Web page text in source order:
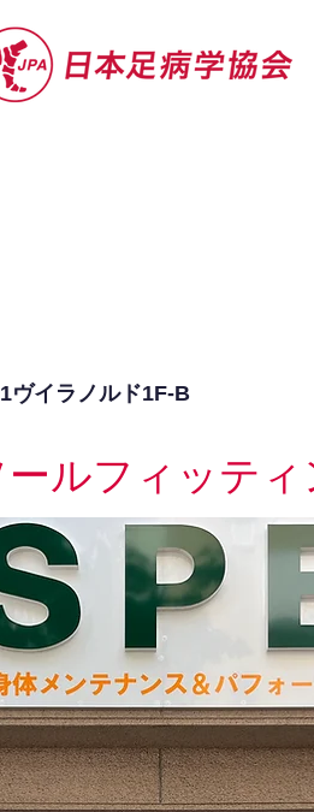
ヴイラノルド1F-B
ルフィッテ